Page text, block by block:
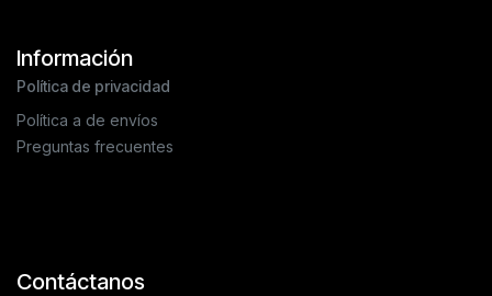
Información
Política de privacidad
Política a de envíos
Preguntas frecuentes
Contáctanos